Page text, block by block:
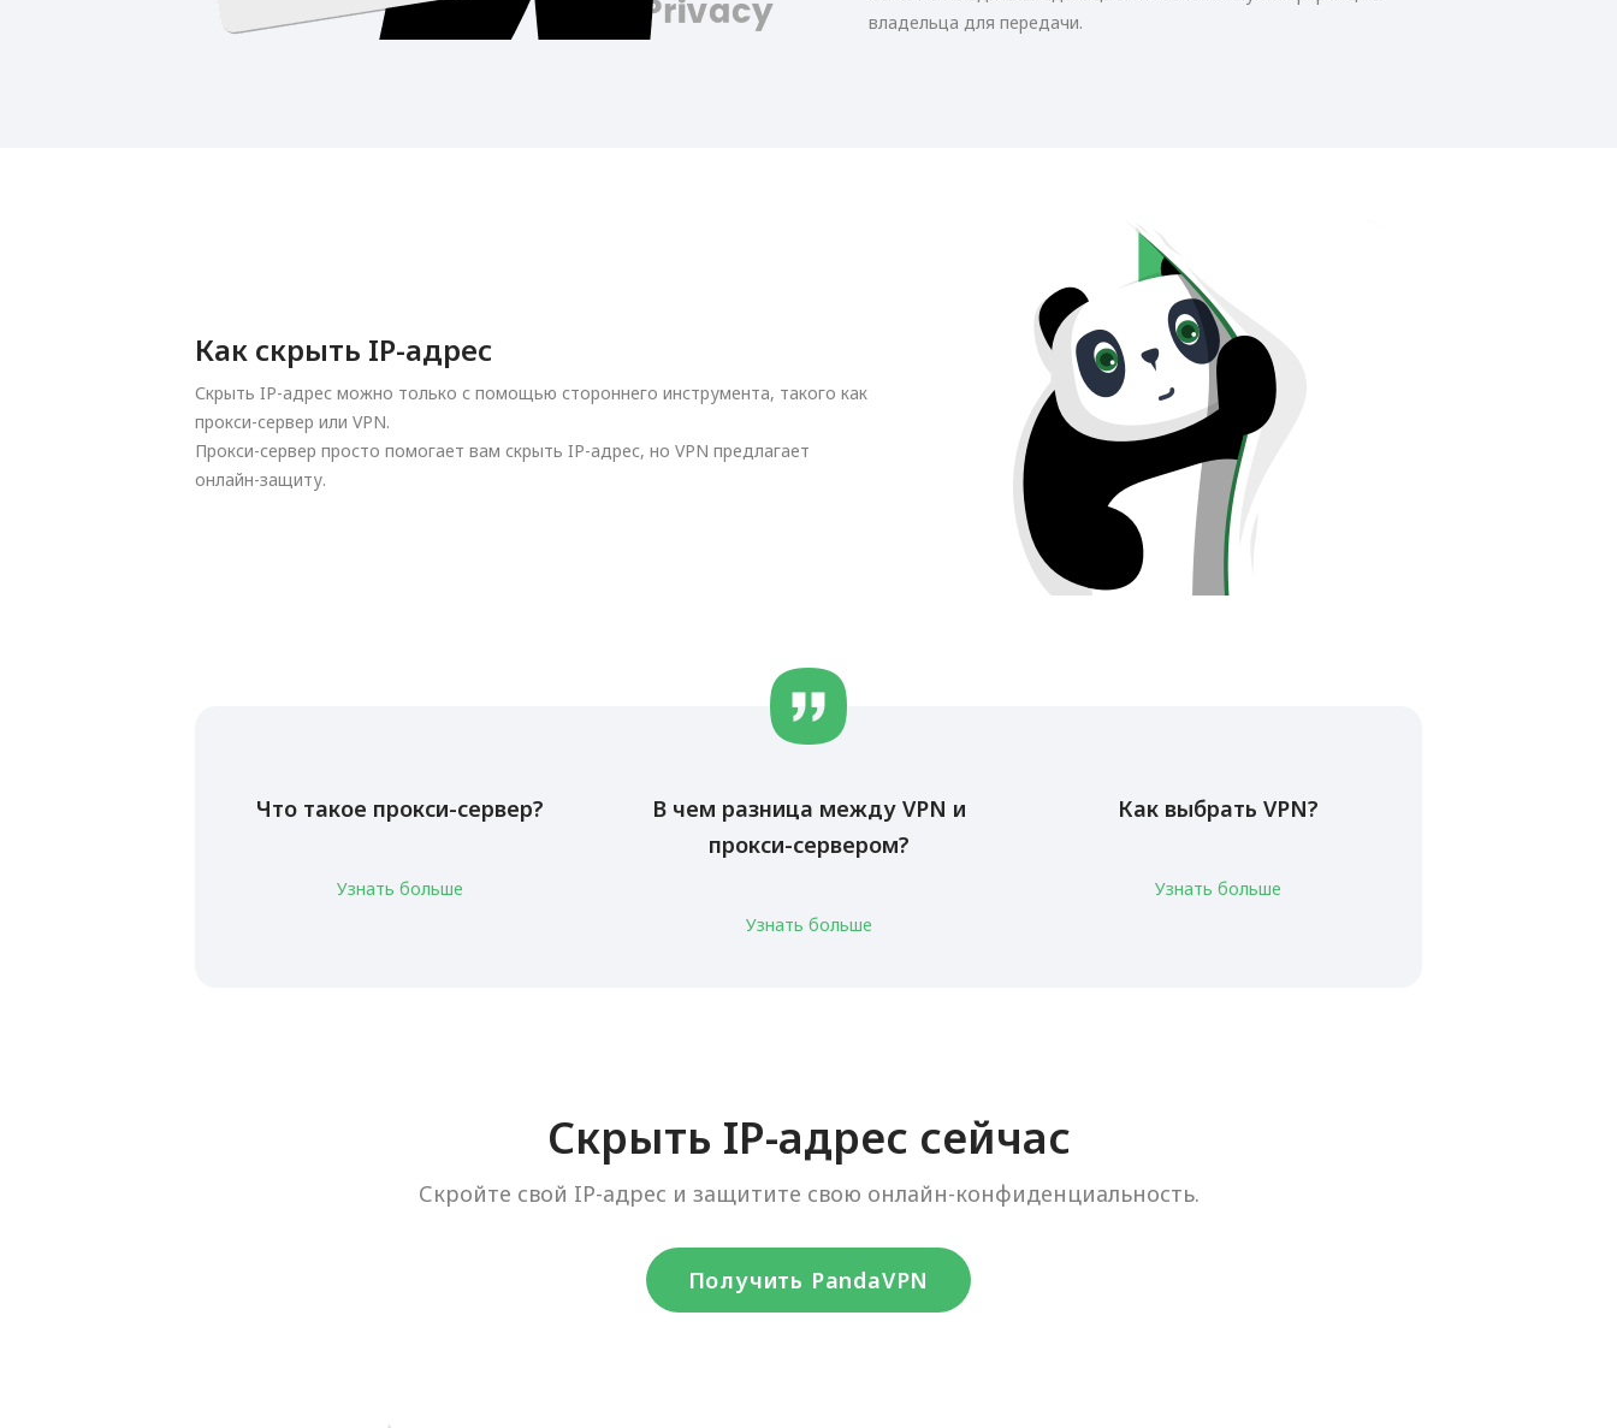
владельца для передачи.
Как скрыть IP-адрес
Скрыть IP-адрес можно только с помощью стороннего инструмента, такого как
прокси-сервер или VPN.
Прокси-сервер просто помогает вам скрыть IP-адрес, но VPN предлагает
онлайн-защиту.
Что такое прокси-сервер?
Узнать больше
В чем разница между VPN и
прокси-сервером?
Узнать больше
Как выбрать VPN?
Узнать больше
Скрыть IP-адрес сейчас
Скройте свой IP-адрес и защитите свою онлайн-конфиденциальность.
Получить PandaVPN